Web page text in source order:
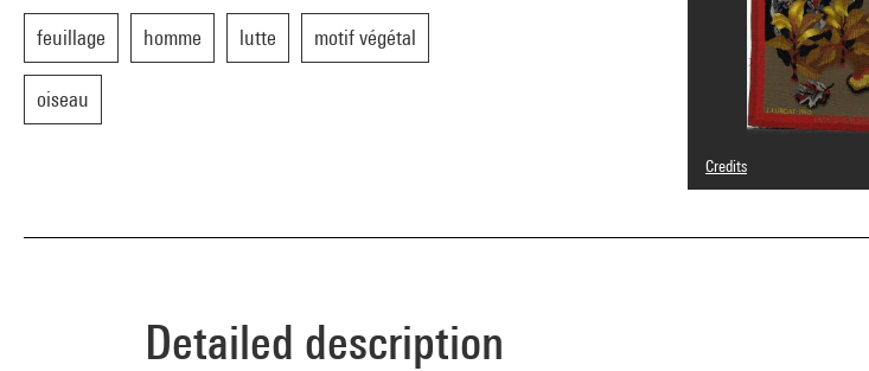
feuillage homme lutte motif végétal
oiseau
Credits
© Adagp, Paris
Image reference : 4N02363
Detailed description